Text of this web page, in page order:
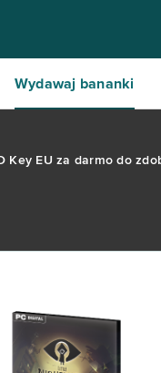
Wydawaj bananki
Key EU za darmo do